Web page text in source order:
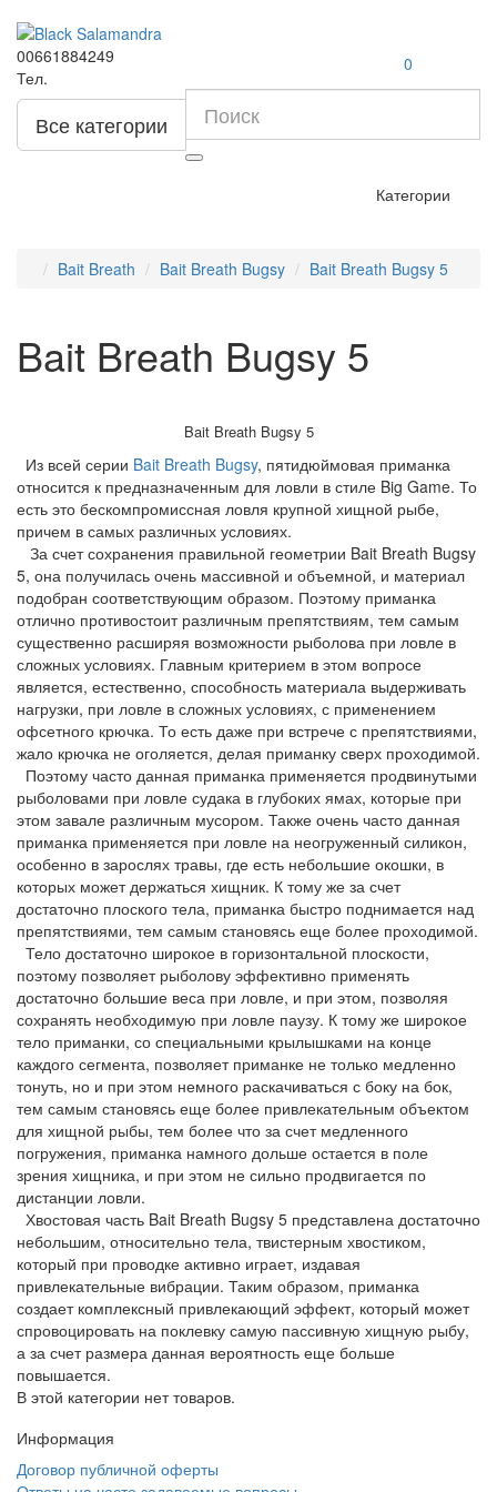
00661884249
Тел.
0
Все категории
Категории
Bait Breath Bait Breath Bugsy Bait Breath Bugsy 5
Bait Breath Bugsy 5
Bait Breath Bugsy 5
Из всей серии Bait Breath Bugsy, пятидюймовая приманка
относится к предназначенным для ловли в стиле Big Game. То
есть это бескомпромиссная ловля крупной хищной рыбе,
причем в самых различных условиях.
За счет сохранения правильной геометрии Bait Breath Bugsy
5, она получилась очень массивной и объемной, и материал
подобран соответствующим образом. Поэтому приманка
отлично противостоит различным препятствиям, тем самым
существенно расширяя возможности рыболова при ловле в
сложных условиях. Главным критерием в этом вопросе
является, естественно, способность материала выдерживать
нагрузки, при ловле в сложных условиях, с применением
офсетного крючка. То есть даже при встрече с препятствиями,
жало крючка не оголяется, делая приманку сверх проходимой.
Поэтому часто данная приманка применяется продвинутыми
рыболовами при ловле судака в глубоких ямах, которые при
этом завале различным мусором. Также очень часто данная
приманка применяется при ловле на неогруженный силикон,
особенно в зарослях травы, где есть небольшие окошки, в
которых может держаться хищник. К тому же за счет
достаточно плоского тела, приманка быстро поднимается над
препятствиями, тем самым становясь еще более проходимой.
Тело достаточно широкое в горизонтальной плоскости,
поэтому позволяет рыболову эффективно применять
достаточно большие веса при ловле, и при этом, позволяя
сохранять необходимую при ловле паузу. К тому же широкое
тело приманки, со специальными крылышками на конце
каждого сегмента, позволяет приманке не только медленно
тонуть, но и при этом немного раскачиваться с боку на бок,
тем самым становясь еще более привлекательным объектом
для хищной рыбы, тем более что за счет медленного
погружения, приманка намного дольше остается в поле
зрения хищника, и при этом не сильно продвигается по
дистанции ловли.
Хвостовая часть Bait Breath Bugsy 5 представлена достаточно
небольшим, относительно тела, твистерным хвостиком,
который при проводке активно играет, издавая
привлекательные вибрации. Таким образом, приманка
создает комплексный привлекающий эффект, который может
спровоцировать на поклевку самую пассивную хищную рыбу,
а за счет размера данная вероятность еще больше
повышается.
В этой категории нет товаров.
Информация
Договор публичной оферты